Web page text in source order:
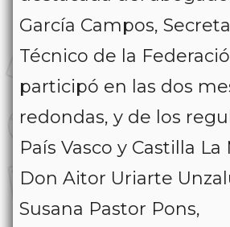
García Campos,
Técnico de la
participó en las dos
redondas, y de los
País Vasco y Castilla La
Don Aitor Uriarte
Susana Pastor Pons,